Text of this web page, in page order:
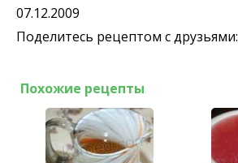
07.12.2009
Поделитесь рецептом с друзьями:
Похожие рецепты